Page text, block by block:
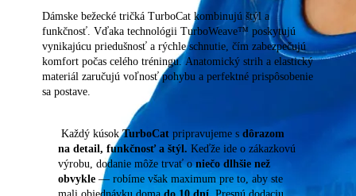
Dámske bežecké tričká TurboCat kombinujú štýl a
funkčnosť. Vďaka technológii TurboWeave™ poskytujú
vynikajúcu priedušnosť a rýchle schnutie, čím zabezpečujú
komfort počas celého tréningu. Anatomický strih a elastický
materiál zaručujú voľnosť pohybu a perfektné prispôsobenie
sa postave.
​​Každý kúsokTurboCat pripravujeme s dôrazom
na detail, funkčnosť a štýl. Keďže ide o zákazkovú
výrobu, dodanie môže trvať oniečo dlhšie než
obvykle — robíme však maximum pre to, aby ste